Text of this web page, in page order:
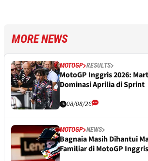
MORE NEWS
MOTOGP RESULTS
MotoGP Inggris 2026:
Dominasi Aprilia di Sprint
08/08/26
MOTOGP NEWS
Bagnaia Masih Dihantui
Familiar di MotoGP Inggris